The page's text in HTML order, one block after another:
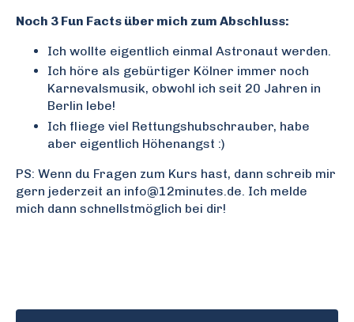
Noch 3 Fun Facts über mich zum Abschluss:
Ich wollte eigentlich einmal Astronaut werden.
Ich höre als gebürtiger Kölner immer noch
Karnevalsmusik, obwohl ich seit 20 Jahren in
Berlin lebe!
Ich fliege viel Rettungshubschrauber, habe
aber eigentlich Höhenangst :)
PS: Wenn du Fragen zum Kurs hast, dann schreib mir
gern jederzeit an info@12minutes.de . Ich melde
mich dann schnellstmöglich bei dir!